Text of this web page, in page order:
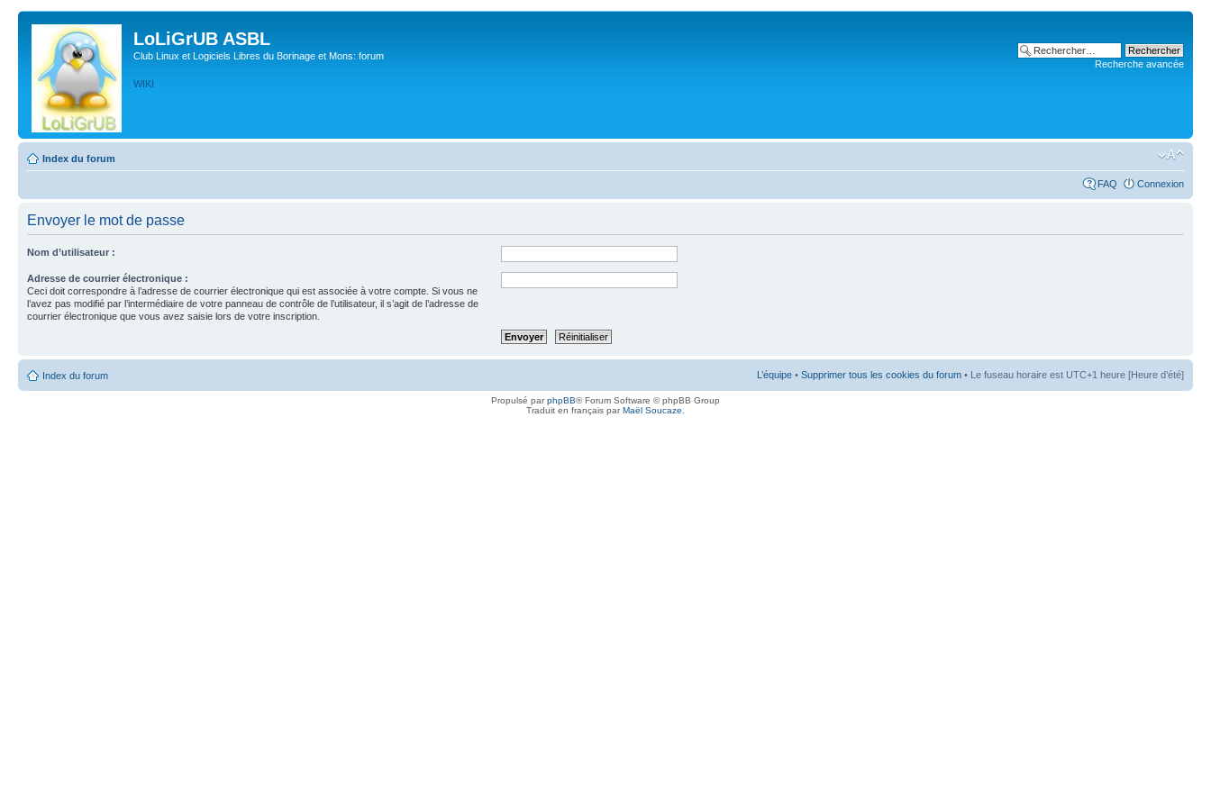
LoLiGrUB ASBL
Club Linux et Logiciels Libres du Borinage et Mons: forum
WIKI
Recherche avancée
Index du forum
FAQ Connexion
Envoyer le mot de passe
Nom d’utilisateur :
Adresse de courrier électronique :
Ceci doit correspondre à l’adresse de courrier électronique qui est associée à votre compte. Si vous ne
l’avez pas modifié par l’intermédiaire de votre panneau de contrôle de l’utilisateur, il s’agit de l’adresse de
courrier électronique que vous avez saisie lors de votre inscription.
Index du forum L’équipe • Supprimer tous les cookies du forum • Le fuseau horaire est UTC+1 heure [Heure d’été]
Propulsé parphpBB® Forum Software © phpBB Group
Traduit en français parMaël Soucaze